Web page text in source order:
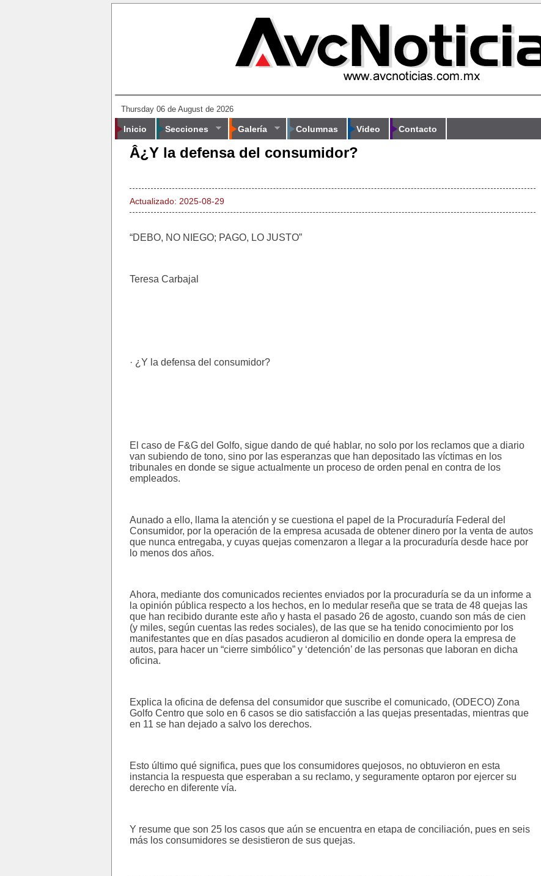
Thursday 06 de August de 2026
Inicio Secciones Galería Columnas Video Contacto
Â¿Y la defensa del consumidor?
Actualizado: 2025-08-29
“DEBO, NO NIEGO; PAGO, LO JUSTO”
Teresa Carbajal
· ¿Y la defensa del consumidor?
El caso de F&G del Golfo, sigue dando de qué hablar, no solo por los reclamos que a diario
van subiendo de tono, sino por las esperanzas que han depositado las víctimas en los
tribunales en donde se sigue actualmente un proceso de orden penal en contra de los
empleados.
Aunado a ello, llama la atención y se cuestiona el papel de la Procuraduría Federal del
Consumidor, por la operación de la empresa acusada de obtener dinero por la venta de autos
que nunca entregaba, y cuyas quejas comenzaron a llegar a la procuraduría desde hace por
lo menos dos años.
Ahora, mediante dos comunicados recientes enviados por la procuraduría se da un informe a
la opinión pública respecto a los hechos, en lo medular reseña que se trata de 48 quejas las
que han recibido durante este año y hasta el pasado 26 de agosto, cuando son más de cien
(y miles, según cuentas las redes sociales), de las que se ha tenido conocimiento por los
manifestantes que en días pasados acudieron al domicilio en donde opera la empresa de
autos, para hacer un “cierre simbólico” y ‘detención’ de las personas que laboran en dicha
oficina.
Explica la oficina de defensa del consumidor que suscribe el comunicado, (ODECO) Zona
Golfo Centro que solo en 6 casos se dio satisfacción a las quejas presentadas, mientras que
en 11 se han dejado a salvo los derechos.
Esto último qué significa, pues que los consumidores quejosos, no obtuvieron en esta
instancia la respuesta que esperaban a su reclamo, y seguramente optaron por ejercer su
derecho en diferente vía.
Y resume que son 25 los casos que aún se encuentra en etapa de conciliación, pues en seis
más los consumidores se desistieron de sus quejas.